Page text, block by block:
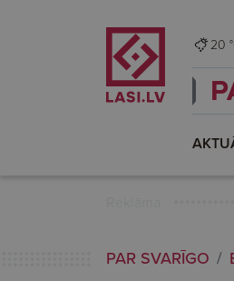
20
PAR SVARĪGO